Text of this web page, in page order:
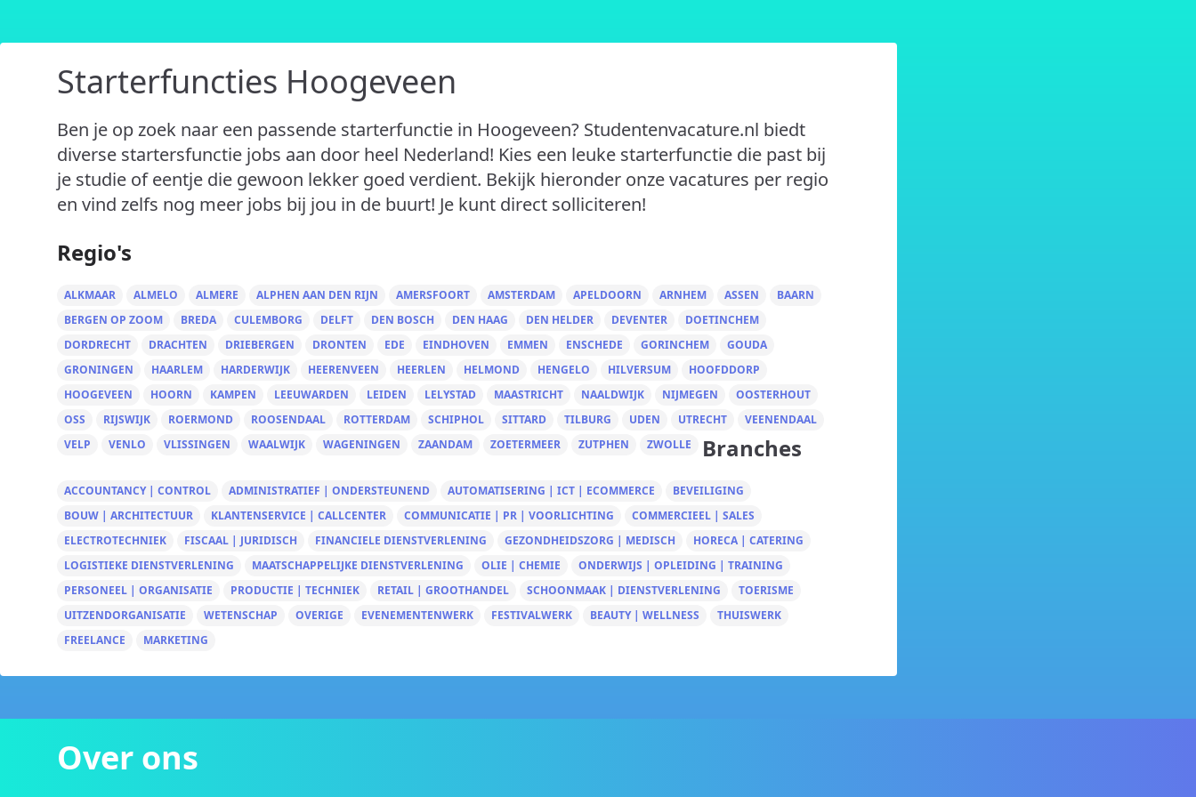
Starterfuncties Hoogeveen
Ben je op zoek naar een passende starterfunctie in Hoogeveen? Studentenvacature.nl biedt
diverse startersfunctie jobs aan door heel Nederland! Kies een leuke starterfunctie die past bij
je studie of eentje die gewoon lekker goed verdient. Bekijk hieronder onze vacatures per regio
en vind zelfs nog meer jobs bij jou in de buurt! Je kunt direct solliciteren!
Regio's
ALKMAAR ALMELO ALMERE ALPHEN AAN DEN RIJN AMERSFOORT AMSTERDAM APELDOORN ARNHEM ASSEN
BAARN
BERGEN OP ZOOM
BREDA CULEMBORG DELFT DEN BOSCH DEN HAAG DEN HELDER DEVENTER
DOETINCHEM
DORDRECHT
DRACHTEN DRIEBERGEN DRONTEN EDE EINDHOVEN EMMEN ENSCHEDE GORINCHEM
GOUDA
GRONINGEN
HAARLEM HARDERWIJK HEERENVEEN HEERLEN HELMOND HENGELO HILVERSUM
HOOFDDORP
HOOGEVEEN
HOORN KAMPEN LEEUWARDEN LEIDEN LELYSTAD MAASTRICHT NAALDWIJK NIJMEGEN
OOSTERHOUT
OSS
RIJSWIJK ROERMOND ROOSENDAAL ROTTERDAM SCHIPHOL SITTARD TILBURG UDEN UTRECHT
VEENENDAAL
VELP
VENLO VLISSINGEN WAALWIJK WAGENINGEN ZAANDAM ZOETERMEER ZUTPHEN ZWOLLE Branches
ACCOUNTANCY | CONTROL ADMINISTRATIEF | ONDERSTEUNEND AUTOMATISERING | ICT | ECOMMERCE
BEVEILIGING
BOUW | ARCHITECTUUR
KLANTENSERVICE | CALLCENTER COMMUNICATIE | PR | VOORLICHTING
COMMERCIEEL | SALES
ELECTROTECHNIEK
FISCAAL | JURIDISCH FINANCIELE DIENSTVERLENING GEZONDHEIDSZORG | MEDISCH
HORECA | CATERING
LOGISTIEKE DIENSTVERLENING
MAATSCHAPPELIJKE DIENSTVERLENING OLIE | CHEMIE
ONDERWIJS | OPLEIDING | TRAINING
PERSONEEL | ORGANISATIE
PRODUCTIE | TECHNIEK RETAIL | GROOTHANDEL SCHOONMAAK | DIENSTVERLENING
TOERISME
UITZENDORGANISATIE
WETENSCHAP OVERIGE EVENEMENTENWERK FESTIVALWERK BEAUTY | WELLNESS
THUISWERK
FREELANCE
MARKETING
Over ons